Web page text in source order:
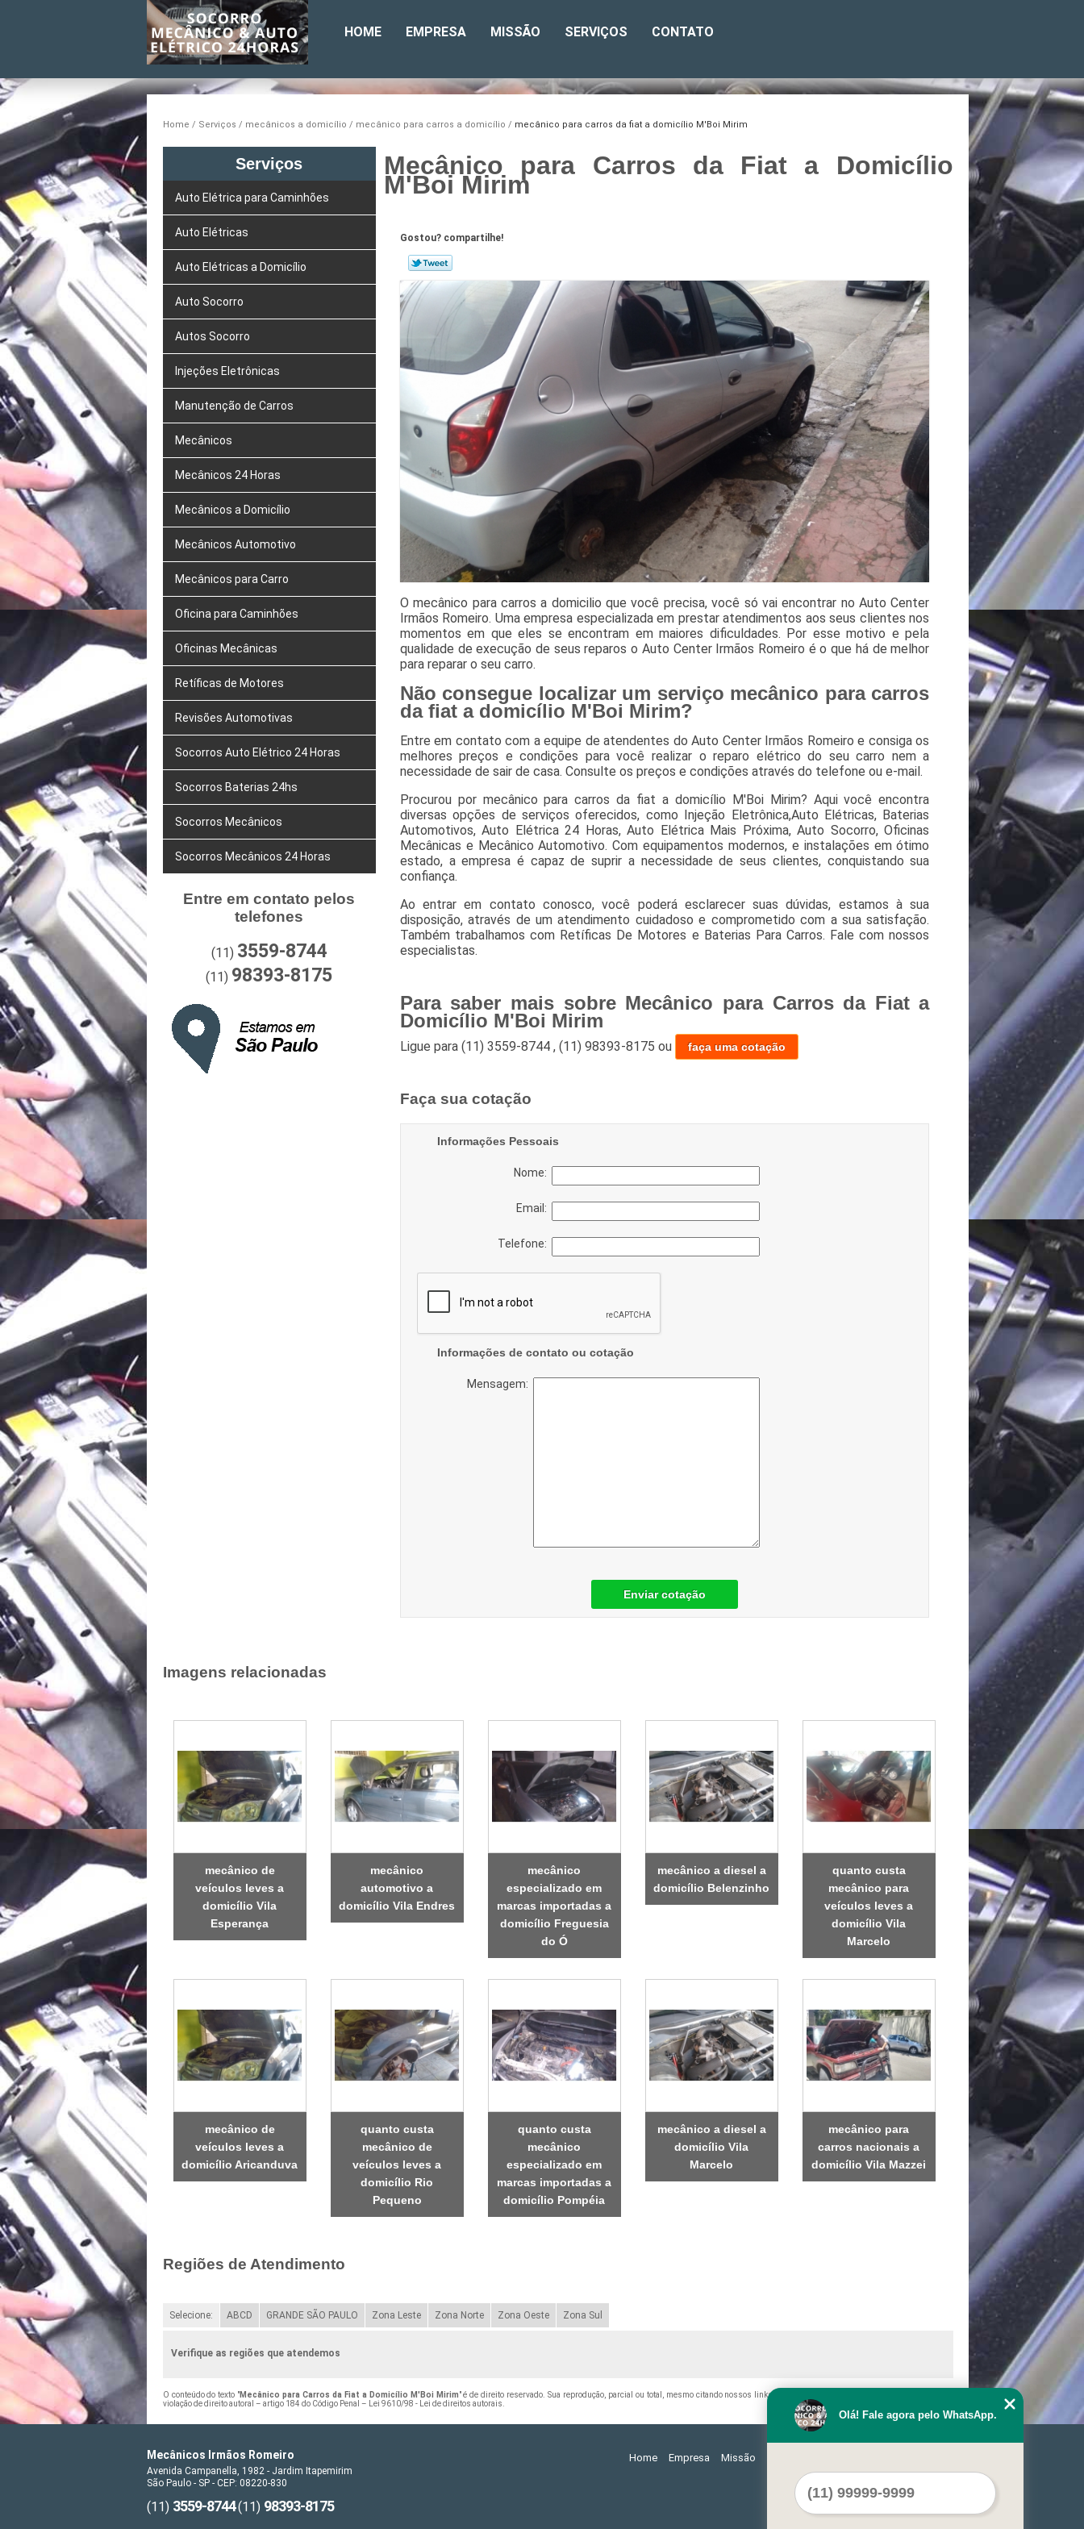
HOME EMPRESA MISSÃO SERVIÇOS CONTATO
Home Serviços mecânicos a domicílio mecânico para carros a domicílio mecânico para carros da fiat a domicílio M'Boi Mirim
Serviços
Auto Elétrica para Caminhões
Auto Elétricas
Auto Elétricas a Domicílio
Auto Socorro
Autos Socorro
Injeções Eletrônicas
Manutenção de Carros
Mecânicos
Mecânicos 24 Horas
Mecânicos a Domicílio
Mecânicos Automotivo
Mecânicos para Carro
Oficina para Caminhões
Oficinas Mecânicas
Retíficas de Motores
Revisões Automotivas
Socorros Auto Elétrico 24 Horas
Socorros Baterias 24hs
Socorros Mecânicos
Socorros Mecânicos 24 Horas
Entre em contato pelos
telefones
(11) 3559-8744
(11) 98393-8175
Mecânico para Carros da Fiat a Domicílio
M'Boi Mirim
Gostou? compartilhe!
O mecânico para carros a domicilio que você precisa, você só vai encontrar no Auto Center
Irmãos Romeiro. Uma empresa especializada em prestar atendimentos aos seus clientes nos
momentos em que eles se encontram em maiores dificuldades. Por esse motivo e pela
qualidade de execução de seus reparos o Auto Center Irmãos Romeiro é o que há de melhor
para reparar o seu carro.
Não consegue localizar um serviço mecânico para carros
da fiat a domicílio M'Boi Mirim?
Entre em contato com a equipe de atendentes do Auto Center Irmãos Romeiro e consiga os
melhores preços e condições para você realizar o reparo elétrico do seu carro nem a
necessidade de sair de casa. Consulte os preços e condições através do telefone ou e-mail.
Procurou por mecânico para carros da fiat a domicílio M'Boi Mirim? Aqui você encontra
diversas opções de serviços oferecidos, como Injeção Eletrônica,Auto Elétricas, Baterias
Automotivos, Auto Elétrica 24 Horas, Auto Elétrica Mais Próxima, Auto Socorro, Oficinas
Mecânicas e Mecânico Automotivo. Com equipamentos modernos, e instalações em ótimo
estado, a empresa é capaz de suprir a necessidade de seus clientes, conquistando sua
confiança.
Ao entrar em contato conosco, você poderá esclarecer suas dúvidas, estamos à sua
disposição, através de um atendimento cuidadoso e comprometido com a sua satisfação.
Também trabalhamos com Retíficas De Motores e Baterias Para Carros. Fale com nossos
especialistas.
Para saber mais sobre Mecânico para Carros da Fiat a
Domicílio M'Boi Mirim
Ligue para (11) 3559-8744 , (11) 98393-8175 ou faça uma cotação
Faça sua cotação
Informações Pessoais
Nome:
Email:
Telefone:
Informações de contato ou cotação
Mensagem:
Enviar cotação
Imagens relacionadas
mecânico de
veículos leves a
domicílio Vila
Esperança
mecânico
automotivo a
domicílio Vila Endres
mecânico
especializado em
marcas importadas a
domicílio Freguesia
do Ó
mecânico a diesel a
domicílio Belenzinho
quanto custa
mecânico para
veículos leves a
domicílio Vila
Marcelo
mecânico de
veículos leves a
domicílio Aricanduva
quanto custa
mecânico de
veículos leves a
domicílio Rio
Pequeno
quanto custa
mecânico
especializado em
marcas importadas a
domicílio Pompéia
mecânico a diesel a
domicílio Vila
Marcelo
mecânico para
carros nacionais a
domicílio Vila Mazzei
Regiões de Atendimento
Selecione: ABCD GRANDE SÃO PAULO Zona Leste Zona Norte Zona Oeste Zona Sul
Verifique as regiões que atendemos
O conteúdo do texto "Mecânico para Carros da Fiat a Domicílio M'Boi Mirim" é de direito reservado. Sua reprodução, parcial ou total, mesmo citando nossos links, é proibida sem a autorização do autor. Crime de
violação de direito autoral – artigo 184 do Código Penal – Lei 9610/98 - Lei de direitos autorais.
Mecânicos Irmãos Romeiro
Avenida Campanella, 1982 - Jardim Itapemirim
São Paulo - SP - CEP: 08220-830
(11) 3559-8744(11) 98393-8175
Home Empresa Missão
Olá! Fale agora pelo WhatsApp.